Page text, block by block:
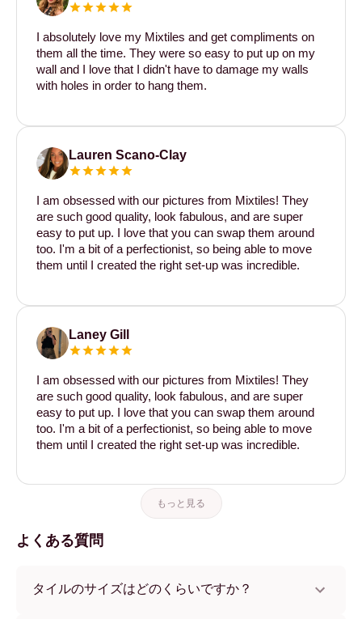
I absolutely love my Mixtiles and get compliments on
them all the time. They were so easy to put up on my
wall and I love that I didn't have to damage my walls
with holes in order to hang them.
Lauren Scano-Clay
I am obsessed with our pictures from Mixtiles! They
are such good quality, look fabulous, and are super
easy to put up. I love that you can swap them around
too. I'm a bit of a perfectionist, so being able to move
them until I created the right set-up was incredible.
Laney Gill
I am obsessed with our pictures from Mixtiles! They
are such good quality, look fabulous, and are super
easy to put up. I love that you can swap them around
too. I'm a bit of a perfectionist, so being able to move
them until I created the right set-up was incredible.
もっと見る
よくある質問
タイルのサイズはどのくらいですか？